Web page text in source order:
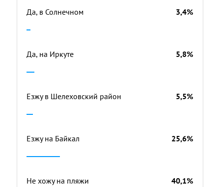
Да, в Солнечном 3,4%
Да, на Иркуте 5,8%
Езжу в Шелеховский район 5,5%
Езжу на Байкал 25,6%
Не хожу на пляжи 40,1%